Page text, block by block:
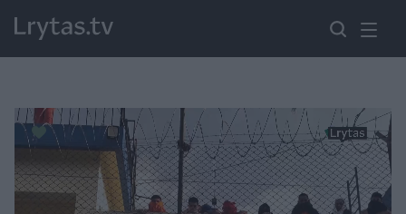
Paremkite Ukrainą